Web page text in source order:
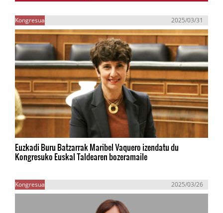
Kongresua 2025/03/31
Euzkadi Buru Batzarrak Maribel Vaquero izendatu du
Kongresuko Euskal Taldearen bozeramaile
Kongresua 2025/03/26